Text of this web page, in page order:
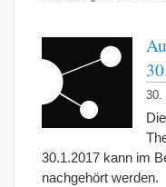
30.
30.1.2017 kann im
nachgehört werden.